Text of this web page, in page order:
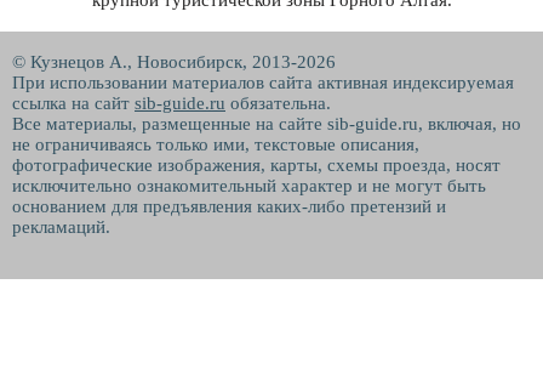
© Кузнецов А., Новосибирск, 2013-2026
При использовании материалов сайта активная индексируемая
ссылка на сайт sib-guide.ru обязательна.
Все материалы, размещенные на сайте sib-guide.ru, включая, но
не ограничиваясь только ими, текстовые описания,
фотографические изображения, карты, схемы проезда, носят
исключительно ознакомительный характер и не могут быть
основанием для предъявления каких-либо претензий и
рекламаций.